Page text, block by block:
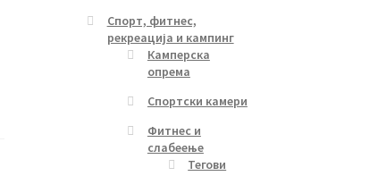
Спорт, фитнес,
рекреација и кампинг
Камперска
опрема
Спортски камери
Фитнес и
слабеење
Тегови